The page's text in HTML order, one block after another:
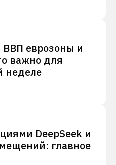
еврозоны и
важно для
неделе
DeepSeek и
главное